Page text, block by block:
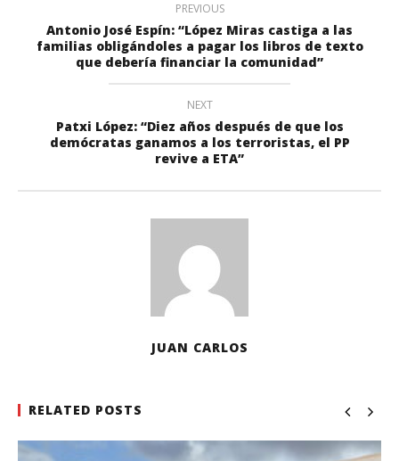
PREVIOUS
Antonio José Espín: “López Miras castiga a las
familias obligándoles a pagar los libros de texto
que debería financiar la comunidad”
NEXT
Patxi López: “Diez años después de que los
demócratas ganamos a los terroristas, el PP
revive a ETA”
JUAN CARLOS
RELATED POSTS